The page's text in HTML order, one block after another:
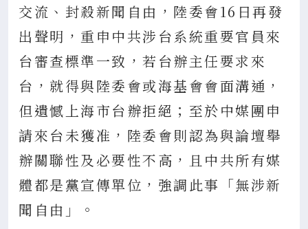
交流、封殺新聞自由，陸委會16日再發
出聲明，重申中共涉台系統重要官員來
台審查標準一致，若台辦主任要求來
台，就得與陸委會或海基會會面溝通，
但遺憾上海市台辦拒絕；至於中媒團申
請來台未獲准，陸委會則認為與論壇舉
辦關聯性及必要性不高，且中共所有媒
體都是黨宣傳單位，強調此事「無涉新
聞自由」。